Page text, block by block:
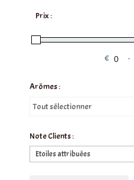
Prix :
€ -
Arômes :
Tout sélectionner
Note Clients :